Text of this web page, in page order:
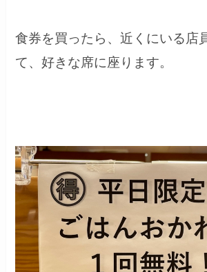
食券を買ったら、近くにいる店
て、好きな席に座ります。